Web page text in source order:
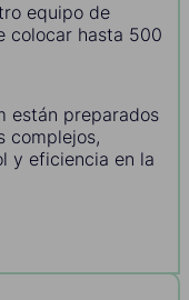
equipo de
colocar hasta 500
están preparados
complejos,
y eficiencia en la